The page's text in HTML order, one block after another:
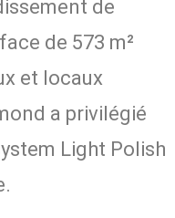
de
de 573 m²
et locaux
a privilégié
Light Polish